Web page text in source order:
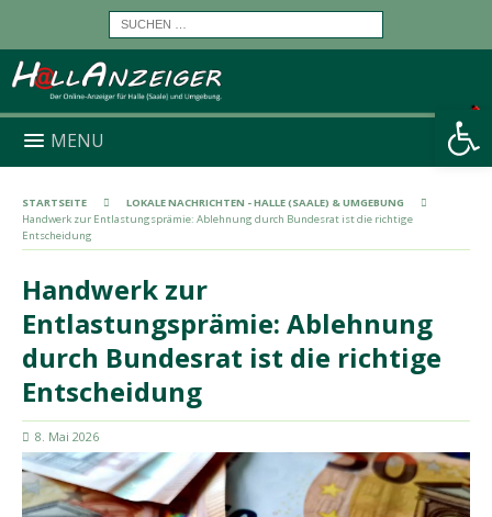
Werkzeugleiste öffnen
MENU
STARTSEITE
LOKALE NACHRICHTEN - HALLE (SAALE) & UMGEBUNG
Handwerk zur Entlastungsprämie: Ablehnung durch Bundesrat ist die richtige
Entscheidung
Handwerk zur
Entlastungsprämie: Ablehnung
durch Bundesrat ist die richtige
Entscheidung
8. Mai 2026